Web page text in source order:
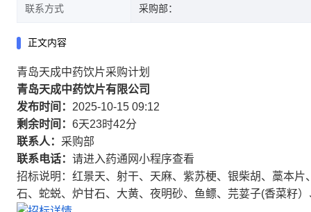
联系方式 采购部：
正文内容
青岛天成中药饮片采购计划
青岛天成中药饮片有限公司
发布时间： 2025-10-15 09:12
剩余时间： 6天23时42分
联系人： 采购部
联系电话： 请进入药通网小程序查看
招标说明：红景天、射干、天麻、紫苏梗、银柴胡、藁本
石、蛇蜕、炉甘石、大黄、夜明砂、鱼鳔、芫荽子(香菜籽